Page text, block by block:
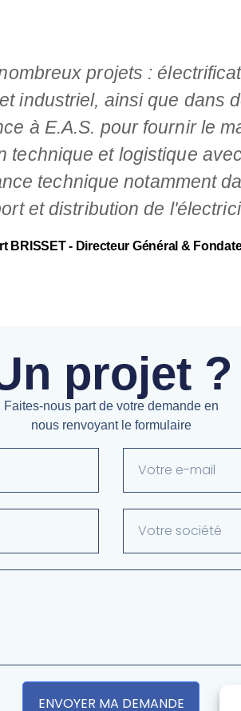
projets :
industriel, ainsi que dans
à E.A.S. pour fournir le
technique et logistique
technique notamment
et distribution de
BRISSET - Directeur Général &
projet ?
Faites-nous part de votre demande en
nous renvoyant le formulaire
ENVOYER MA DEMANDE